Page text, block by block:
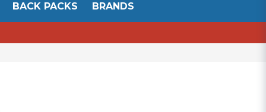
BACK PACKS BRANDS